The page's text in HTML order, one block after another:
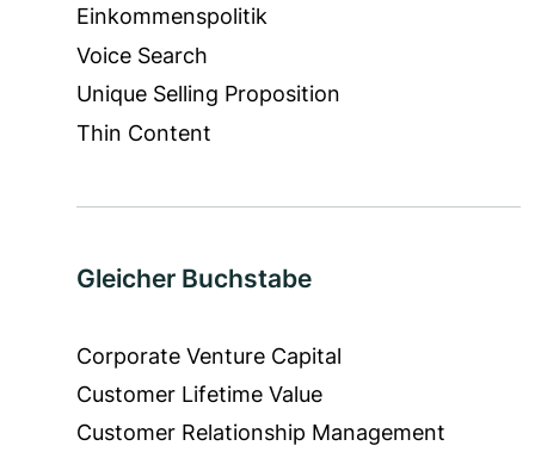
Einkommenspolitik
Voice Search
Unique Selling Proposition
Thin Content
Gleicher Buchstabe
Corporate Venture Capital
Customer Lifetime Value
Customer Relationship Management